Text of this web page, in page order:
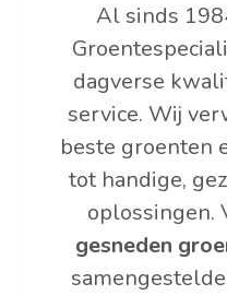
Al sinds
dagverse
service. Wij
beste groenten
tot handige,
oplossingen.
gesneden
samengestelde